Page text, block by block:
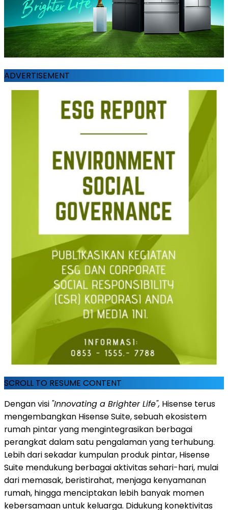
ADVERTISEMENT
SCROLL TO RESUME CONTENT
Dengan visi "Innovating a Brighter Life", Hisense terus
mengembangkan Hisense Suite, sebuah ekosistem
rumah pintar yang mengintegrasikan berbagai
perangkat dalam satu pengalaman yang terhubung.
Lebih dari sekadar kumpulan produk pintar, Hisense
Suite mendukung berbagai aktivitas sehari-hari, mulai
dari memasak, beristirahat, menjaga kenyamanan
rumah, hingga menciptakan lebih banyak momen
kebersamaan untuk keluarga. Didukung konektivitas